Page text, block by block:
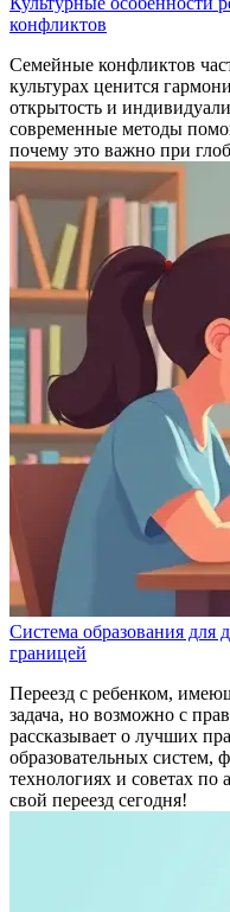
конфликтов
Семейные конфликтов
культурах ценится
открытость и
современные методы
почему это важно при
Система образования для
границей
Переезд с ребенком,
задача, но возможно с
рассказывает о лучших
образовательных систем,
технологиях и советах по
свой переезд сегодня!